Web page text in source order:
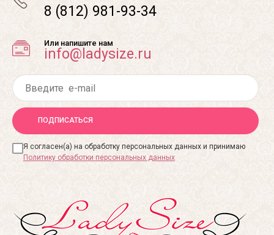
8 (812) 981-93-34
Или напишите нам
info@ladysize.ru
ПОДПИСАТЬСЯ
Я согласен(а) на обработку персональных данных и принимаю
Политику обработки персональных данных